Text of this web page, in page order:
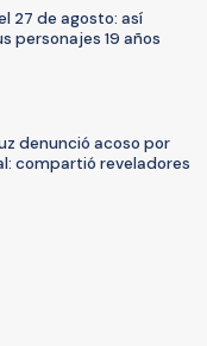
27 de agosto: así
personajes 19 años
denunció acoso por
compartió reveladores